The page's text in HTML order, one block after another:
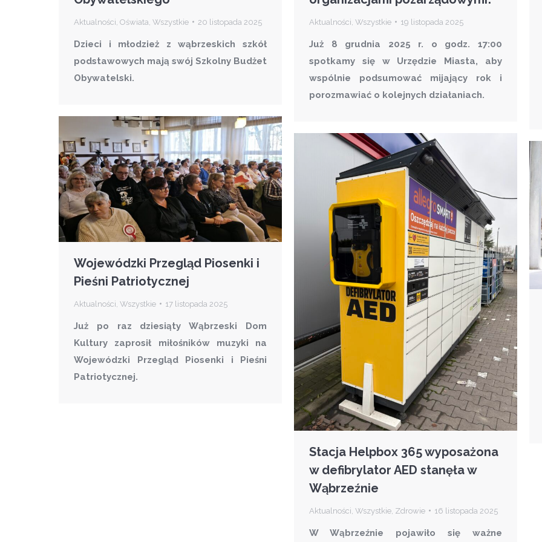
Aktualności Oświata Wszystkie 20 listopada 2025
Dzieci i młodzież z wąbrzeskich szkół
podstawowych mają swój Szkolny Budżet
Obywatelski.
Aktualności Wszystkie 19 listopada 2025
Już 8 grudnia 2025 r. o godz. 17:00
spotkamy się w Urzędzie Miasta, aby
wspólnie podsumować mijający rok i
porozmawiać o kolejnych działaniach.
Wojewódzki Przegląd Piosenki i
Pieśni Patriotycznej
Aktualności Wszystkie 17 listopada 2025
Już po raz dziesiątyWąbrzeski Dom
Kultury zaprosił miłośników muzyki na
Wojewódzki Przegląd Piosenki i Pieśni
Patriotycznej.
Stacja Helpbox 365 wyposażona
w defibrylator AED stanęła w
Wąbrzeźnie
Aktualności Wszystkie Zdrowie 16 listopada 2025
W Wąbrzeźnie pojawiło się ważne